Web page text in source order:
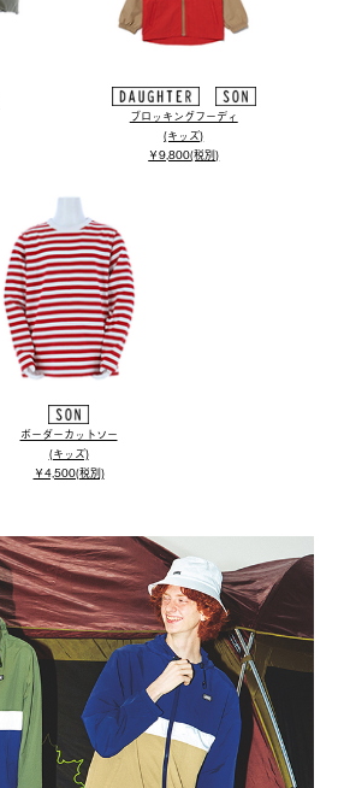
ブロッキングフーディ
(キッズ)
￥9,800(税別)
ボーダーカットソー
(キッズ)
￥4,500(税別)